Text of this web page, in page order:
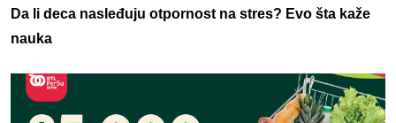
Da li deca nasleđuju otpornost na stres? Evo šta kaže
nauka